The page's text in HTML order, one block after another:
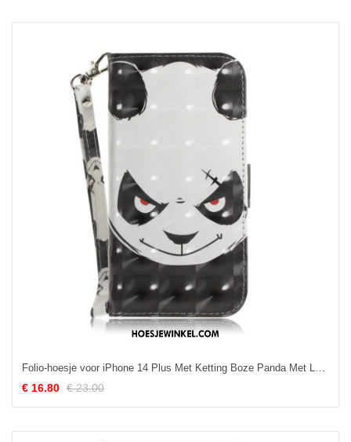
Folio-hoesje voor iPhone 14 Plus Met Ketting Boze Panda Met Lanyard
€ 16.80 € 23.00